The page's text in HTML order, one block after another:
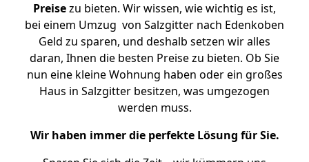
Preisezu bieten. Wir wissen, wie wichtig es ist,
bei einem Umzug von Salzgitter nach Edenkoben
Geld zu sparen, und deshalb setzen wir alles
daran, Ihnen die besten Preise zu bieten. Ob Sie
nun eine kleine Wohnung haben oder ein großes
Haus in Salzgitter besitzen, was umgezogen
werden muss.
Wir haben immer die perfekte Lösung für Sie.